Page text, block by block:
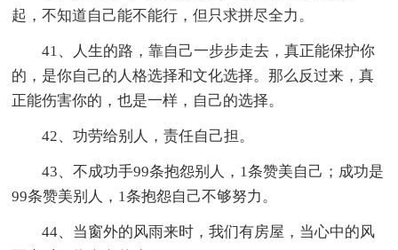
起，不知道自己能不能行，但只求拼尽全力。
41、人生的路，靠自己一步步走去，真正能保护你
的，是你自己的人格选择和文化选择。那么反过来，真
正能伤害你的，也是一样，自己的选择。
42、功劳给别人，责任自己担。
43、不成功手99条抱怨别人，1条赞美自己；成功是
99条赞美别人，1条抱怨自己不够努力。
44、当窗外的风雨来时，我们有房屋，当心中的风